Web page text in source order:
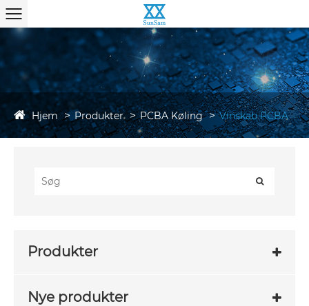
Hjem Produkter PCBA Køling Vinskab PCBA
Produkter
Nye produkter